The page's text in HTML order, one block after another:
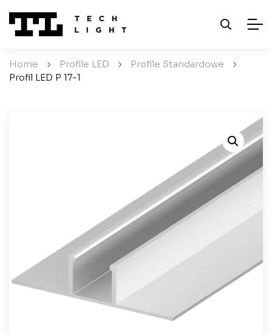
Home / Profile LED / Profile Standardowe
/
Profil LED P 17-1